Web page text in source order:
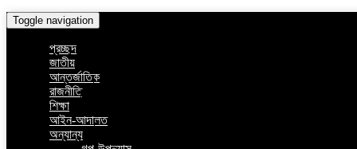
Toggle navigation
প্রচ্ছদ
জাতীয়
আন্তর্জাতিক
রাজনীতি
শিক্ষা
আইন-আদালত
অন্যান্য